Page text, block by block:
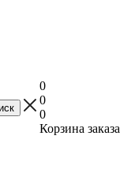
0
0
0
Корзина заказа